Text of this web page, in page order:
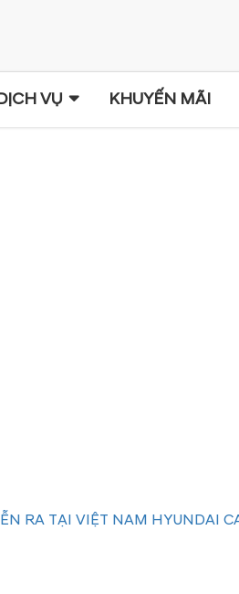
VỤ KHUYẾN MÃI
RA TẠI VIỆT NAM HYUNDAI